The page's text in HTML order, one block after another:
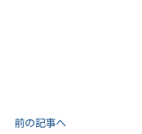
前の記事へ